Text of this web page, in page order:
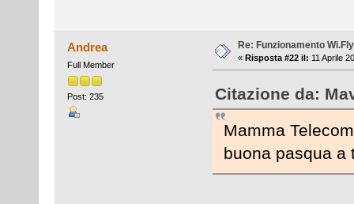
Andrea
Full Member
Post: 235
Re: Funzionamento Wi.Fly
« Risposta #22 il: 11 Aprile
Citazione da:
Mamma
buona pasqua a